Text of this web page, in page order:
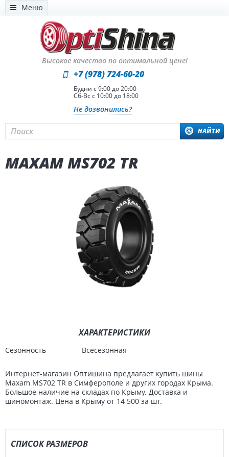
Меню
Высокое качество по оптимальной цене!
НАЙТИ
+7 (978) 724-60-20
Будни с 9:00 до 20:00
Сб-Вс с 10:00 до 18:00
Не дозвонились?
MAXAM MS702 TR
ХАРАКТЕРИСТИКИ
Сезонность Всесезонная
Интернет-магазин Оптишина предлагает купить шины
Maxam MS702 TR в Симферополе и других городах Крыма.
Большое наличие на складах по Крыму. Доставка и
шиномонтаж. Цена в Крыму от 14 500 за шт.
СПИСОК РАЗМЕРОВ